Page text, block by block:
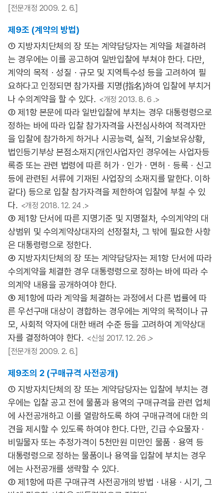
[전문개정 2009. 2. 6.]
제9조 (계약의 방법)
① 지방자치단체의 장 또는 계약담당자는 계약을 체결하려
는 경우에는 이를 공고하여 일반입찰에 부쳐야 한다. 다만,
계약의 목적ㆍ성질ㆍ규모 및 지역특수성 등을 고려하여 필
요하다고 인정되면 참가자를 지명(指名)하여 입찰에 부치거
나 수의계약을 할 수 있다. <개정 2013. 8. 6 .>
② 제1항 본문에 따라 일반입찰에 부치는 경우 대통령령으로
정하는 바에 따라 입찰 참가자격을 사전심사하여 적격자만
을 입찰에 참가하게 하거나 시공능력, 실적, 기술보유상황,
법인등기부상 본점소재지(개인사업자인 경우에는 사업자등
록증 또는 관련 법령에 따른 허가ㆍ인가ㆍ면허ㆍ등록ㆍ신고
등에 관련된 서류에 기재된 사업장의 소재지를 말한다. 이하
같다) 등으로 입찰 참가자격을 제한하여 입찰에 부칠 수 있
다. <개정 2018. 12. 24 .>
③ 제1항 단서에 따른 지명기준 및 지명절차, 수의계약의 대
상범위 및 수의계약상대자의 선정절차, 그 밖에 필요한 사항
은 대통령령으로 정한다.
④ 지방자치단체의 장 또는 계약담당자는 제1항 단서에 따라
수의계약을 체결한 경우 대통령령으로 정하는 바에 따라 수
의계약 내용을 공개하여야 한다.
⑤ 제1항에 따라 계약을 체결하는 과정에서 다른 법률에 따
른 우선구매 대상이 경합하는 경우에는 계약의 목적이나 규
모, 사회적 약자에 대한 배려 수준 등을 고려하여 계약상대
자를 결정하여야 한다. <신설 2017. 12. 26 .>
[전문개정 2009. 2. 6.]
제9조의 2 (구매규격 사전공개)
① 지방자치단체의 장 또는 계약담당자는 입찰에 부치는 경
우에는 입찰 공고 전에 물품과 용역의 구매규격을 관련 업체
에 사전공개하고 이를 열람하도록 하여 구매규격에 대한 의
견을 제시할 수 있도록 하여야 한다. 다만, 긴급 수요물자ㆍ
비밀물자 또는 추정가격이 5천만원 미만인 물품ㆍ용역 등
대통령령으로 정하는 물품이나 용역을 입찰에 부치는 경우
에는 사전공개를 생략할 수 있다.
② 제1항에 따른 구매규격 사전공개의 방법ㆍ내용ㆍ시기, 그